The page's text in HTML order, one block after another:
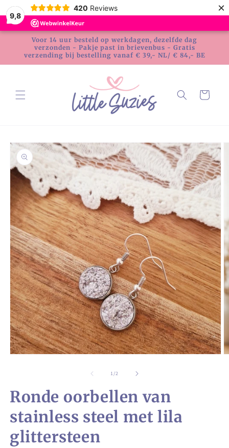
9,8
420 Reviews ×
naar de
content
Voor 14 uur besteld op werkdagen, dezelfde dag
verzonden - Pakje past in brievenbus - Gratis
verzending bij bestelling vanaf € 39,- NL/ € 84,- BE
Winkelwagen
direct naar
1/van
2
Ronde oorbellen van
stainless steel met lila
glittersteen